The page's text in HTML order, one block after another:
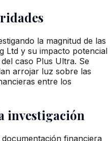
la magnitud de las
Ltd y su impacto potencial
caso Plus Ultra. Se
arrojar luz sobre las
entre los
investigación
financiera